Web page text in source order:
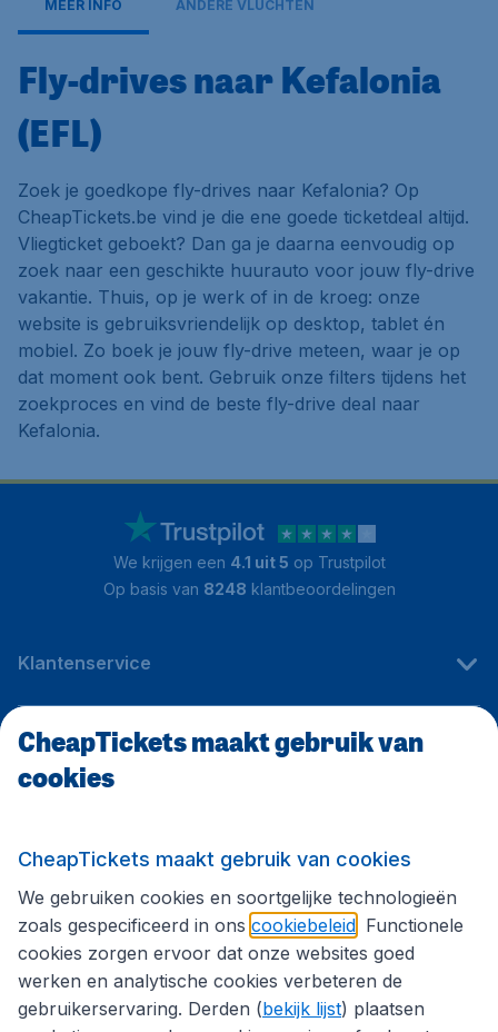
MEER INFO ANDERE VLUCHTEN
Fly-drives naar Kefalonia
(EFL)
Zoek je goedkope fly-drives naar Kefalonia? Op
CheapTickets.be vind je die ene goede ticketdeal altijd.
Vliegticket geboekt? Dan ga je daarna eenvoudig op
zoek naar een geschikte huurauto voor jouw fly-drive
vakantie. Thuis, op je werk of in de kroeg: onze
website is gebruiksvriendelijk op desktop, tablet én
mobiel. Zo boek je jouw fly-drive meteen, waar je op
dat moment ook bent. Gebruik onze filters tijdens het
zoekproces en vind de beste fly-drive deal naar
Kefalonia.
We krijgen een 4.1 uit 5 op Trustpilot
Op basis van 8248 klantbeoordelingen
Klantenservice
CheapTickets.be
Volg CheapTickets.be
CheapTickets maakt gebruik van
cookies
CheapTickets maakt gebruik van cookies
We gebruiken cookies en soortgelijke technologieën
zoals gespecificeerd in ons cookiebeleid . Functionele
cookies zorgen ervoor dat onze websites goed
werken en analytische cookies verbeteren de
gebruikerservaring. Derden (bekijk lijst) plaatsen